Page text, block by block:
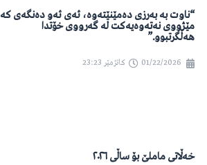
“ناوت بە بەرزی دەمێنێتەوە، ئەی ئەو دەنگەی کە
مێژووی نەتەوەیەکت لە گەرووی خۆتدا
هەڵگرتبوو.”
01/22/2026 کاتژمێر 23:23
خەڵاتی ماملێ بۆ ساڵی ٢٠٢٦